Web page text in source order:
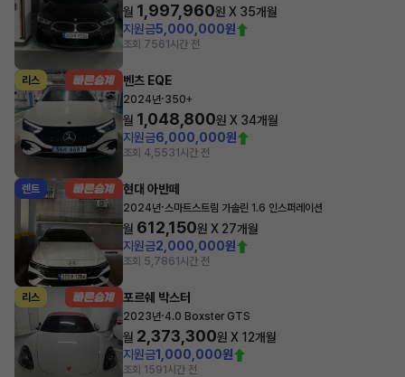
월 1,997,960원 X 35개월
지원금5,000,000원
조회 7561시간 전
리스 벤츠 EQE
2024년·350+
월 1,048,800원 X 34개월
지원금6,000,000원
조회 4,5531시간 전
렌트 현대 아반떼
2024년·스마트스트림 가솔린 1.6 인스퍼레이션
월 612,150원 X 27개월
지원금2,000,000원
조회 5,7861시간 전
리스 포르쉐 박스터
2023년·4.0 Boxster GTS
월 2,373,300원 X 12개월
지원금1,000,000원
조회 1591시간 전